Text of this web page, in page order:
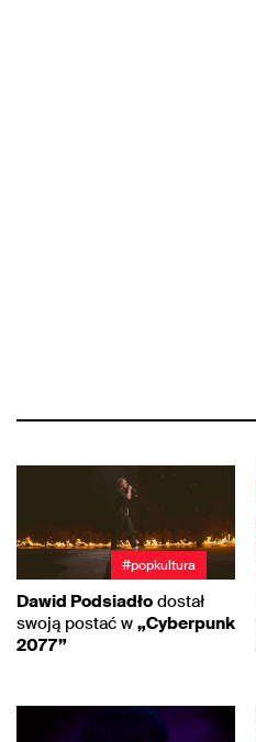
#popkultura
Dawid Podsiadło dostał
swoją postać w „Cyberpunk
2077”